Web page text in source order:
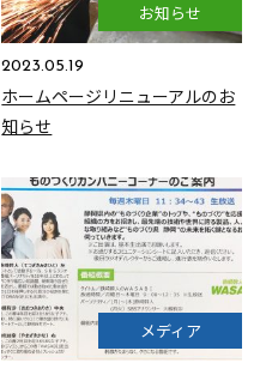
お知らせ
2023.05.19
ホームページリニューアルのお
知らせ
メディア